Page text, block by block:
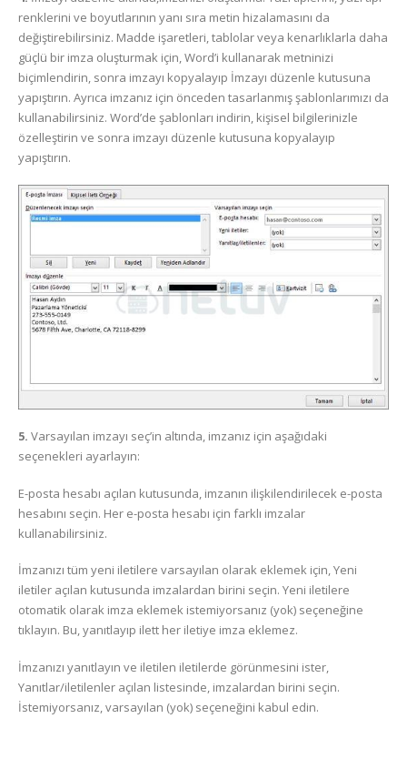
renklerini ve boyutlarının yanı sıra metin hizalamasını da
değiştirebilirsiniz. Madde işaretleri, tablolar veya kenarlıklarla daha
güçlü bir imza oluşturmak için, Word’i kullanarak metninizi
biçimlendirin, sonra imzayı kopyalayıp İmzayı düzenle kutusuna
yapıştırın. Ayrıca imzanız için önceden tasarlanmış şablonlarımızı da
kullanabilirsiniz. Word’de şablonları indirin, kişisel bilgilerinizle
özelleştirin ve sonra imzayı düzenle kutusuna kopyalayıp
yapıştırın.
5. Varsayılan imzayı seç’in altında, imzanız için aşağıdaki
seçenekleri ayarlayın:
E-posta hesabı açılan kutusunda, imzanın ilişkilendirilecek e-posta
hesabını seçin. Her e-posta hesabı için farklı imzalar
kullanabilirsiniz.
İmzanızı tüm yeni iletilere varsayılan olarak eklemek için, Yeni
iletiler açılan kutusunda imzalardan birini seçin. Yeni iletilere
otomatik olarak imza eklemek istemiyorsanız (yok) seçeneğine
tıklayın. Bu, yanıtlayıp ilett her iletiye imza eklemez.
İmzanızı yanıtlayın ve iletilen iletilerde görünmesini ister,
Yanıtlar/iletilenler açılan listesinde, imzalardan birini seçin.
İstemiyorsanız, varsayılan (yok) seçeneğini kabul edin.